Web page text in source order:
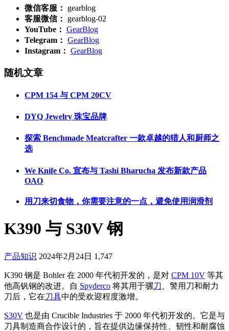
微信客服：
gearblog
客服微信：
gearblog-02
YouTube： GearBlog
Telegram： GearBlog
Instagram： GearBlog
随机文章
CPM 154 与 CPM 20CV
DYQ Jewelry 珠宝品牌
探索 Benchmade Meatcrafter 一款卓越的猎人和厨师之
选
We Knife Co. 宣布与 Tashi Bharucha 发布新款产品
OAO
用刀来切食物，你需要注意的一点，避免使用润滑剂
K390 与 S30V 钢
产品知识 2024年2月24日 1,747
K390 钢是 Bohler 在 2000 年代初开发的，是对 CPM 10V 等其
他高钒钢的改进。自 Spyderco 将其用于骡刀
、警用刀和耐力
刀后，它在刀具中的受欢迎程度激增。
S30V 也是由 Crucible Industries 于 2000 年代初开发的。它是与
刀具制造商合作设计的，旨在提供边缘保持性、韧性和耐腐蚀